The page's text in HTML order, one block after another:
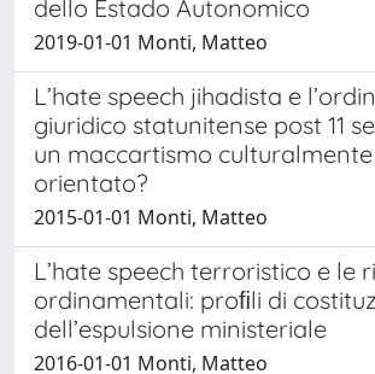
dello Estado Autonomico
2019-01-01 Monti, Matteo
L’hate speech jihadista e
giuridico statunitense post 11
un maccartismo culturalmente
orientato?
2015-01-01 Monti, Matteo
L’hate speech terroristico e le
ordinamentali: proﬁli di
dell’espulsione ministeriale
2016-01-01 Monti, Matteo